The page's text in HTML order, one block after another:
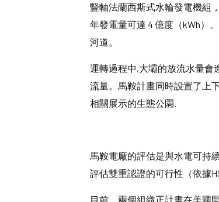
豎軸法蘭西斯式水輪發電機組
年發電量可達 4 億度（kWh）
河道。
運轉過程中,大壩的放流水量會
流量。馬鞍計畫同時設置了上
相關展示的生態公園.
馬鞍電廠的評估是與水電可持
評估雙重認證的可行性（依據
目前，兩個組織正計畫在美國